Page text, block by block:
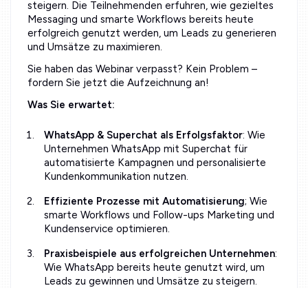
steigern. Die Teilnehmenden erfuhren, wie gezieltes
Messaging und smarte Workflows bereits heute
erfolgreich genutzt werden, um Leads zu generieren
und Umsätze zu maximieren.
Sie haben das Webinar verpasst? Kein Problem –
fordern Sie jetzt die Aufzeichnung an!
Was Sie erwartet:
WhatsApp & Superchat als Erfolgsfaktor: Wie
Unternehmen WhatsApp mit Superchat für
automatisierte Kampagnen und personalisierte
Kundenkommunikation nutzen.
Effiziente Prozesse mit Automatisierung; Wie
smarte Workflows und Follow-ups Marketing und
Kundenservice optimieren.
Praxisbeispiele aus erfolgreichen Unternehmen:
Wie WhatsApp bereits heute genutzt wird, um
Leads zu gewinnen und Umsätze zu steigern.